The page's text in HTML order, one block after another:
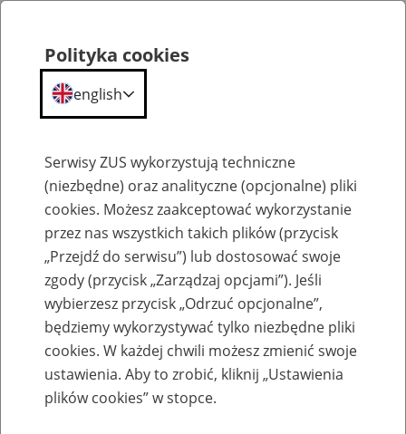
Szkolenia
Zaproś ZUS do siebie - zakładanie profili
eZUS w siedzibie Twojej firmy
Polityka cookies
english
Serwisy ZUS wykorzystują techniczne
(niezbędne) oraz analityczne (opcjonalne) pliki
cookies. Możesz zaakceptować wykorzystanie
przez nas wszystkich takich plików (przycisk
„Przejdź do serwisu”) lub dostosować swoje
zgody (przycisk „Zarządzaj opcjami”). Jeśli
wybierzesz przycisk „Odrzuć opcjonalne”,
będziemy wykorzystywać tylko niezbędne pliki
cookies. W każdej chwili możesz zmienić swoje
ustawienia. Aby to zrobić, kliknij „Ustawienia
plików cookies” w stopce.